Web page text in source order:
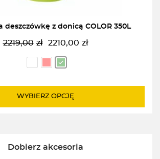
deszczówkę z donicą COLOR 350L
2219,00 zł
Pierwotna
cena
wynosiła:
2210,00 zł
Aktualna
cena
wynosi:
WYBIERZ OPCJĘ
Dobierz akcesoria